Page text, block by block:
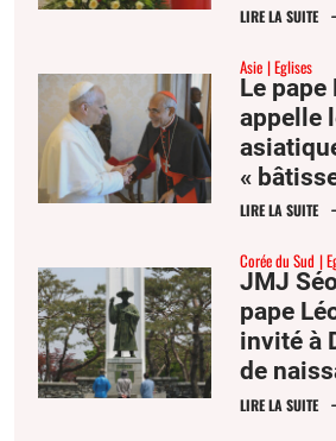
LIRE LA SUITE
Asie Eglises
Le pape
appelle
«
LIRE LA SUITE
Corée du Sud
JMJ
pape
invité à
de
André
LIRE LA SUITE